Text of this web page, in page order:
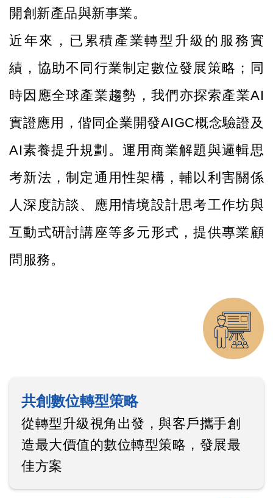
開創新產品與新事業。
近年來，已累積產業轉型升級的服務實
績，協助不同行業制定數位發展策略；同
時因應全球產業趨勢，我們亦探索產業AI
實證應用，偕同企業開發AIGC概念驗證及
AI素養提升規劃。運用商業解題與邏輯思
考新法，制定通用性架構，輔以利害關係
人深度訪談、應用情境設計思考工作坊與
互動式研討講座等多元形式，提供專業顧
問服務。
共創數位轉型策略
從轉型升級視角出發，與客戶攜手創
造最大價值的數位轉型策略，發展最
佳方案